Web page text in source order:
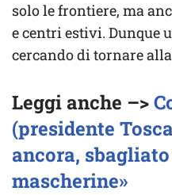
solo le frontiere, ma
e centri estivi. Dunque
cercando di tornare
Leggi anche –>
(presidente
ancora,
mascherine»